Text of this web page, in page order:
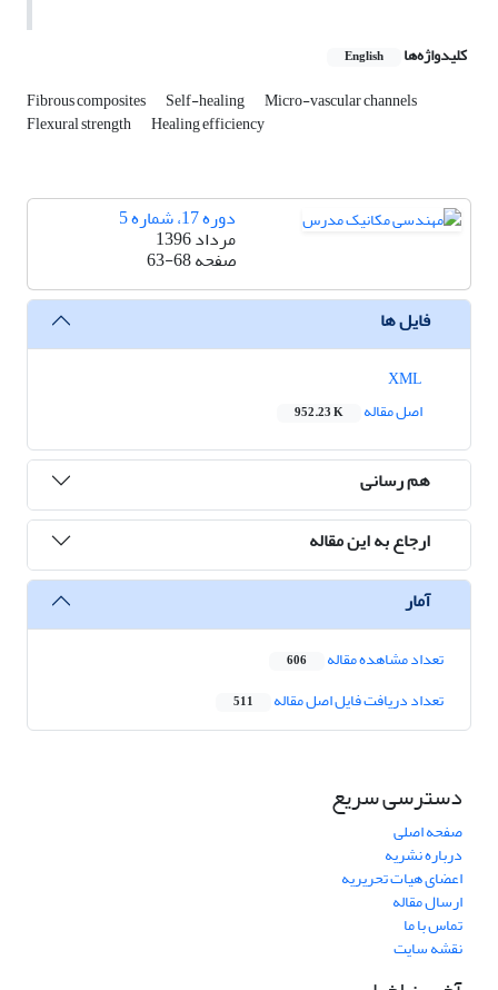
کلیدواژه‌ها English
Fibrous composites Self-healing Micro-vascular channels
Flexural strength Healing efficiency
دوره 17، شماره 5
مرداد 1396
صفحه63-68
فایل ها
اصل مقاله
952.23 K
هم رسانی
ارجاع به این مقاله
آمار
تعداد مشاهده مقاله 606
تعداد دریافت فایل اصل مقاله 511
دسترسی سریع
صفحه اصلی
درباره نشریه
اعضای هیات تحریریه
ارسال مقاله
تماس با ما
نقشه سایت